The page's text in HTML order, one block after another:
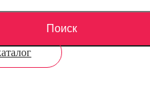
Поиск